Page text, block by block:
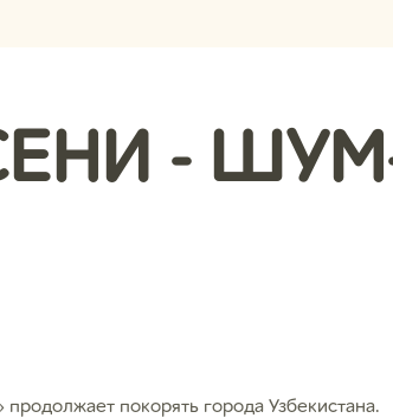
-
покорять города Узбекистана.